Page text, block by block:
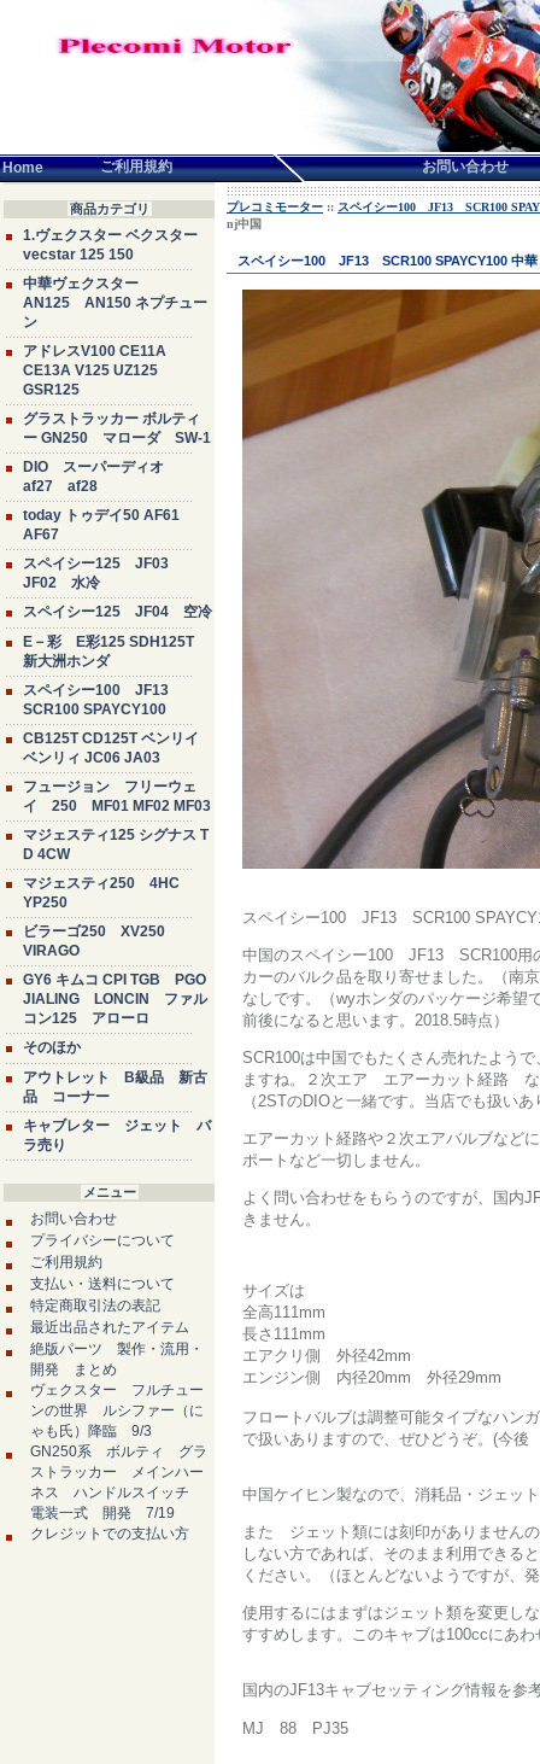
Home ご利用規約 お問い合わせ
商品カテゴリ
1.ヴェクスター ベクスター
vecstar 125 150
中華ヴェクスター
AN125 AN150 ネプチュー
ン
アドレスV100 CE11A
CE13A V125 UZ125
GSR125
グラストラッカー ボルティ
ー GN250 マローダ SW-1
DIO スーパーディオ
af27 af28
today トゥデイ50 AF61
AF67
スペイシー125 JF03
JF02 水冷
スペイシー125 JF04 空冷
E－彩 E彩125 SDH125T
新大洲ホンダ
スペイシー100 JF13
SCR100 SPAYCY100
CB125T CD125T ベンリイ
ベンリィ JC06 JA03
フュージョン フリーウェ
イ 250 MF01 MF02 MF03
マジェスティ125 シグナス T
D 4CW
マジェスティ250 4HC
YP250
ビラーゴ250 XV250
VIRAGO
GY6 キムコ CPI TGB PGO
JIALING LONCIN ファル
コン125 アローロ
そのほか
アウトレット B級品 新古
品 コーナー
キャブレター ジェット バ
ラ売り
メニュー
お問い合わせ
プライバシーについて
ご利用規約
支払い・送料について
特定商取引法の表記
最近出品されたアイテム
絶版パーツ 製作・流用・
開発 まとめ
ヴェクスター フルチュー
ンの世界 ルシファー（に
ゃも氏）降臨 9/3
GN250系 ボルティ グラ
ストラッカー メインハー
ネス ハンドルスイッチ
電装一式 開発 7/19
クレジットでの支払い方
プレコミモーター :: スペイシー100 JF13 SCR100
nj中国
スペイシー100 JF13 SCR100 SPAYCY100 中
スペイシー100 JF13 SCR100
中国のスペイシー100 JF13 SCR100用
カーのバルク品を取り寄せました。（南
なしです。（wyホンダのパッケージ希望
前後になると思います。2018.5時点）
SCR100は中国でもたくさん売れたよう
ますね。２次エア エアーカット経路 な
（2STのDIOと一緒です。当店でも扱い
エアーカット経路や２次エアバルブなど
ポートなど一切しません。
よく問い合わせをもらうのですが、国内
きません。
サイズは
全高111mm
長さ111mm
エアクリ側 外径42mm
エンジン側 内径20mm 外径29mm
フロートバルブは調整可能タイプなハン
で扱いありますので、ぜひどうぞ。(今
中国ケイヒン製なので、消耗品・ジェッ
また ジェット類には刻印がありません
しない方であれば、そのまま利用できる
ください。（ほとんどないようですが、
使用するにはまずはジェット類を変更し
すすめします。このキャブは100ccにあ
国内のJF13キャブセッティング情報を参
MJ 88 PJ35